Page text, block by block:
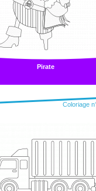
Pirate
Coloriage